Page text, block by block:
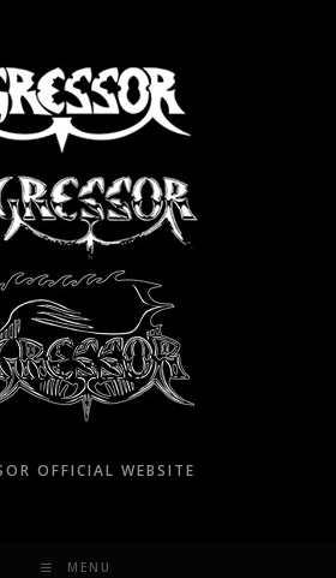
OFFICIAL WEBSITE
MENU